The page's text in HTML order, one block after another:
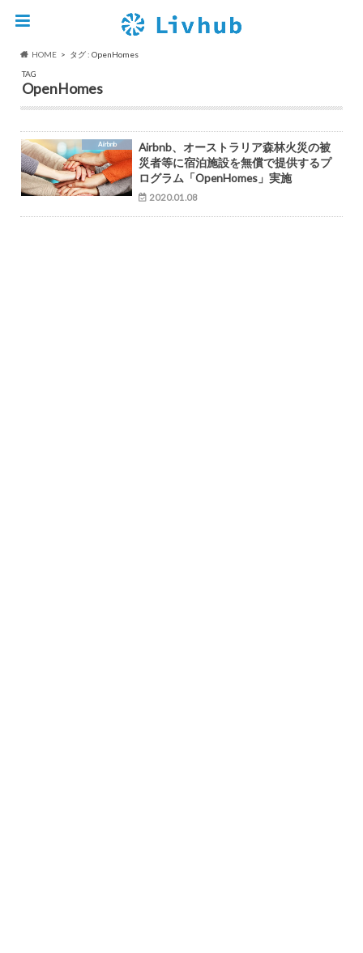
HOME
タグ : OpenHomes
TAG
OpenHomes
Airbnb
Airbnb、オーストラリア森林火災の被
災者等に宿泊施設を無償で提供するプ
ログラム「OpenHomes」実施
2020.01.08